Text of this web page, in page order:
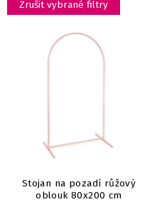
Zrušit vybrané filtry
Stojan na pozadí růžový
oblouk 80x200 cm